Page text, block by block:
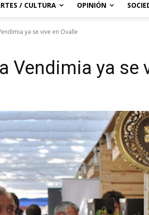
/ CULTURA OPINIÓN
ya se vive en Ovalle
Vendimia ya se